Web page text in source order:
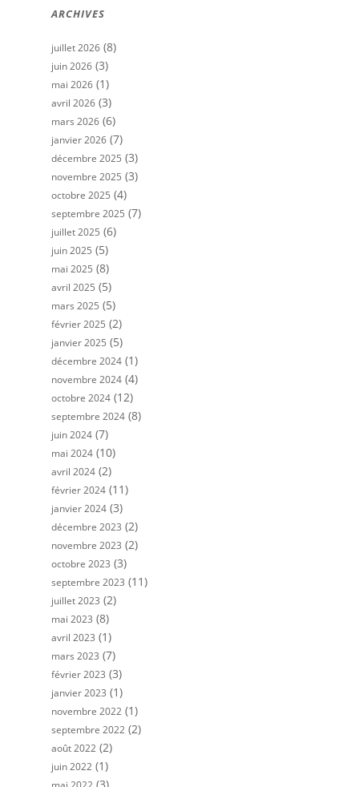
ARCHIVES
juillet 2026 (8)
juin 2026 (3)
mai 2026 (1)
avril 2026 (3)
mars 2026 (6)
janvier 2026 (7)
décembre 2025 (3)
novembre 2025 (3)
octobre 2025 (4)
septembre 2025 (7)
juillet 2025 (6)
juin 2025 (5)
mai 2025 (8)
avril 2025 (5)
mars 2025 (5)
février 2025 (2)
janvier 2025 (5)
décembre 2024 (1)
novembre 2024 (4)
octobre 2024 (12)
septembre 2024 (8)
juin 2024 (7)
mai 2024 (10)
avril 2024 (2)
février 2024 (11)
janvier 2024 (3)
décembre 2023 (2)
novembre 2023 (2)
octobre 2023 (3)
septembre 2023 (11)
juillet 2023 (2)
mai 2023 (8)
avril 2023 (1)
mars 2023 (7)
février 2023 (3)
janvier 2023 (1)
novembre 2022 (1)
septembre 2022 (2)
août 2022 (2)
juin 2022 (1)